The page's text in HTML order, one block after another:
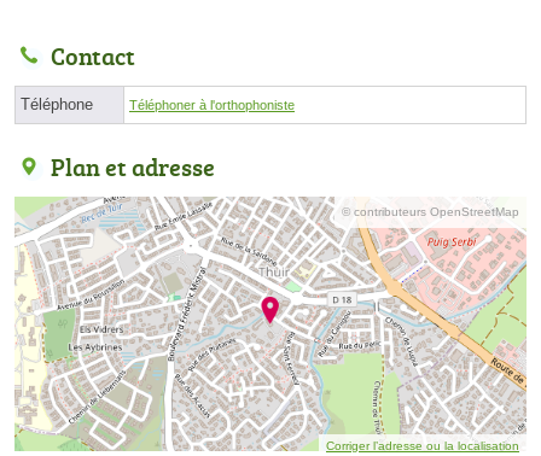
Contact
Téléphone Téléphoner à l'orthophoniste
Plan et adresse
© contributeurs OpenStreetMap
Corriger l’adresse ou la localisation